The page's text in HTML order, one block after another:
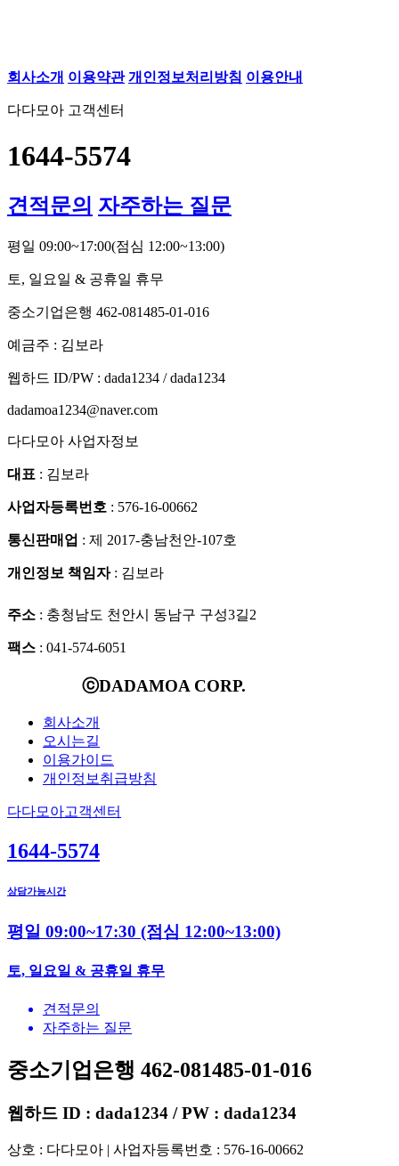
회사소개 이용약관 개인정보처리방침 이용안내
다다모아 고객센터
1644-5574
견적문의 자주하는 질문
평일 09:00~17:00(점심 12:00~13:00)
토, 일요일 & 공휴일 휴무
중소기업은행 462-081485-01-016
예금주 : 김보라
웹하드 ID/PW : dada1234 / dada1234
dadamoa1234@naver.com
다다모아 사업자정보
대표 : 김보라
사업자등록번호 : 576-16-00662
통신판매업 : 제 2017-충남천안-107호
개인정보 책임자: 김보라
주소 : 충청남도 천안시 동남구 구성3길2
팩스 : 041-574-6051
ⓒDADAMOA CORP.
회사소개
오시는길
이용가이드
개인정보취급방침
다다모아고객센터
1644-5574
상담가능시간
평일 09:00~17:30 (점심 12:00~13:00)
토, 일요일 & 공휴일 휴무
견적문의
자주하는 질문
중소기업은행 462-081485-01-016
웹하드 ID : dada1234 / PW : dada1234
상호 : 다다모아 | 사업자등록번호 : 576-16-00662